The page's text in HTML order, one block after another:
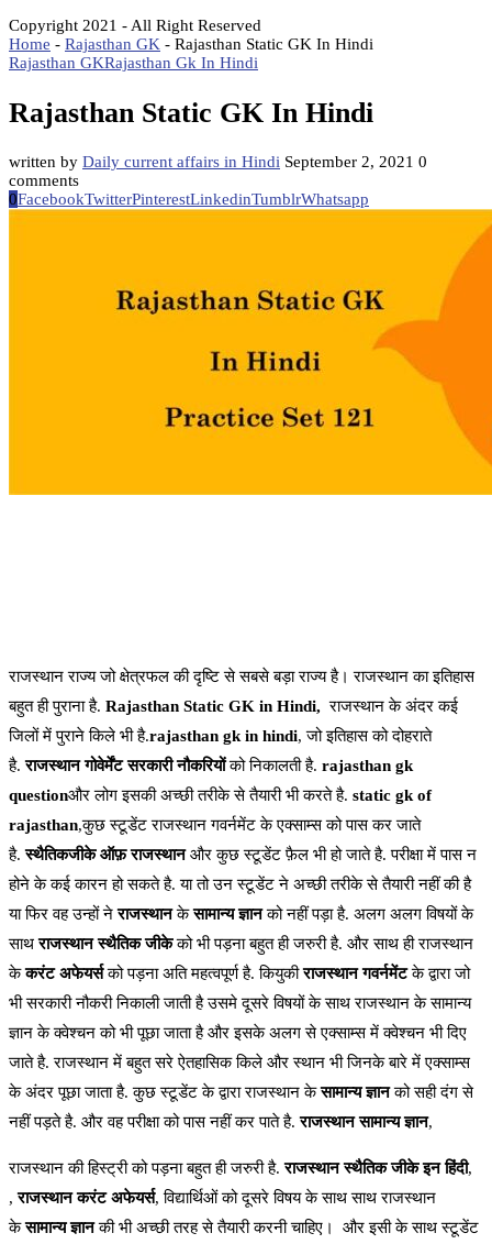
Copyright 2021 - All Right Reserved
Home - Rajasthan GK - Rajasthan Static GK In Hindi
Rajasthan GKRajasthan Gk In Hindi
Rajasthan Static GK In Hindi
written by Daily current affairs in Hindi September 2, 2021 0
comments
0FacebookTwitterPinterestLinkedinTumblrWhatsapp
राजस्थान राज्य जो क्षेत्रफल की दृष्टि से सबसे बड़ा राज्य है। राजस्थान का इतिहास
बहुत ही पुराना है. Rajasthan Static GK in Hindi, राजस्थान के अंदर कई
जिलों में पुराने किले भी है.rajasthan gk in hindi, जो इतिहास को दोहराते
है.राजस्थान गोवेर्मेंट सरकारी नौकरियोंको निकालती है. rajasthan gk
questionऔर लोग इसकी अच्छी तरीके से तैयारी भी करते है. static gk of
rajasthan,कुछ स्टूडेंट राजस्थान गवर्नमेंट के एक्साम्स को पास कर जाते
है.स्थैतिकजीके ऑफ़ राजस्थानऔर कुछ स्टूडेंट फ़ैल भी हो जाते है. परीक्षा में पास न
होने के कई कारन हो सकते है. या तो उन स्टूडेंट ने अच्छी तरीके से तैयारी नहीं की है
या फिर वह उन्हों नेराजस्थानकेसामान्य ज्ञानको नहीं पड़ा है. अलग अलग विषयों के
साथराजस्थान स्थैतिक जीकेको भी पड़ना बहुत ही जरुरी है. और साथ ही राजस्थान
केकरंट अफेयर्सको पड़ना अति महत्वपूर्ण है. कियुकीराजस्थान गवर्नमेंटके द्वारा जो
भी सरकारी नौकरी निकाली जाती है उसमे दूसरे विषयों के साथ राजस्थान के सामान्य
ज्ञान के क्वेश्चन को भी पूछा जाता है और इसके अलग से एक्साम्स में क्वेश्चन भी दिए
जाते है. राजस्थान में बहुत सरे ऐतहासिक किले और स्थान भी जिनके बारे में एक्साम्स
के अंदर पूछा जाता है. कुछ स्टूडेंट के द्वारा राजस्थान केसामान्य ज्ञानको सही दंग से
नहीं पड़ते है. और वह परीक्षा को पास नहीं कर पाते है.राजस्थान सामान्य ज्ञान,
राजस्थान की हिस्ट्री को पड़ना बहुत ही जरुरी है.राजस्थान स्थैतिक जीके इन हिंदी,
,राजस्थान करंट अफेयर्स, विद्यार्थिओं को दूसरे विषय के साथ साथ राजस्थान
केसामान्य ज्ञानकी भी अच्छी तरह से तैयारी करनी चाहिए। और इसी के साथ स्टूडेंट